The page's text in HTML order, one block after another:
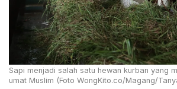
Sapi menjadi salah satu hewan kurban yang
umat Muslim (Foto WongKito.co/Magang/